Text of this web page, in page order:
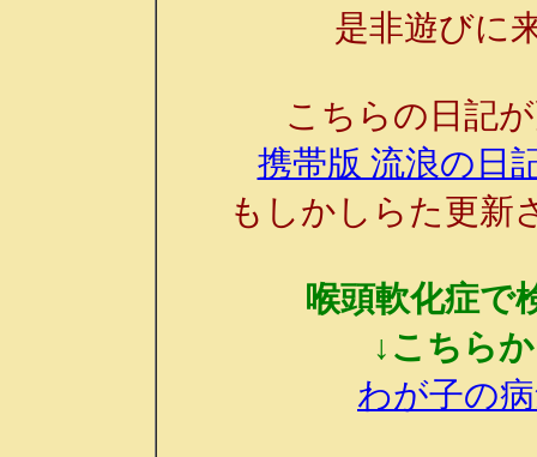
是非遊びに
こちらの日記
携帯版 流浪の日
もしかしらた更新
喉頭軟化症で
↓こちら
わが子の